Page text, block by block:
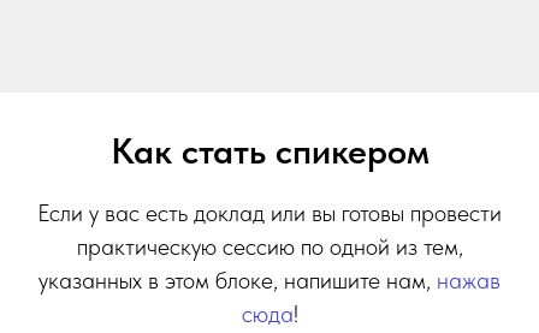
Как стать спикером
Если у вас есть доклад или вы готовы провести
практическую сессию по одной из тем,
указанных в этом блоке, напишите нам, нажав
сюда!